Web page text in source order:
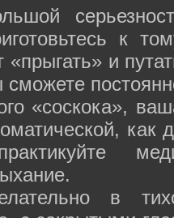
к
и
«соскока»,
в